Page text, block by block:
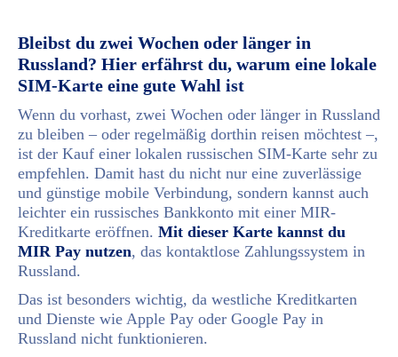
Bleibst du zwei Wochen oder länger in
Russland? Hier erfährst du, warum eine lokale
SIM-Karte eine gute Wahl ist
Wenn du vorhast, zwei Wochen oder länger in Russland
zu bleiben – oder regelmäßig dorthin reisen möchtest –,
ist der Kauf einer lokalen russischen SIM-Karte sehr zu
empfehlen. Damit hast du nicht nur eine zuverlässige
und günstige mobile Verbindung, sondern kannst auch
leichter ein russisches Bankkonto mit einer MIR-
Kreditkarte eröffnen. Mit dieser Karte kannst du
MIR Pay nutzen, das kontaktlose Zahlungssystem in
Russland.
Das ist besonders wichtig, da westliche Kreditkarten
und Dienste wie Apple Pay oder Google Pay in
Russland nicht funktionieren.